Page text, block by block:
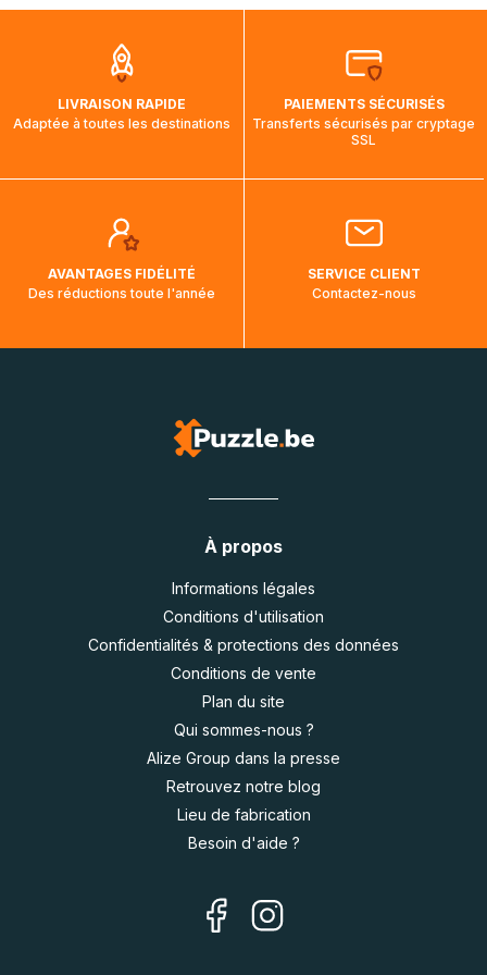
aura touché terre.
LIVRAISON RAPIDE
Adaptée à toutes les destinations
PAIEMENTS SÉCURISÉS
Transferts sécurisés par cryptage
SSL
AVANTAGES FIDÉLITÉ
Des réductions toute l'année
SERVICE CLIENT
Contactez-nous
À propos
Informations légales
Conditions d'utilisation
Confidentialités & protections des données
Conditions de vente
Plan du site
Qui sommes-nous ?
Alize Group dans la presse
Retrouvez notre blog
Lieu de fabrication
Besoin d'aide ?